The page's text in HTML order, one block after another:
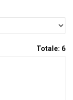
Totale: 6